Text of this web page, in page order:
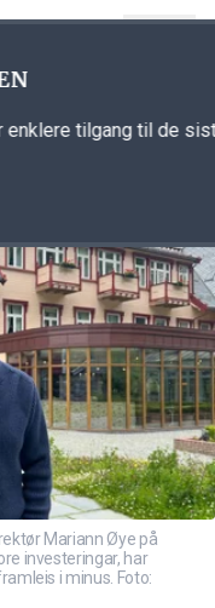
Mariann Øye på
investeringar, har
i minus. Foto:
enklere tilgang til de